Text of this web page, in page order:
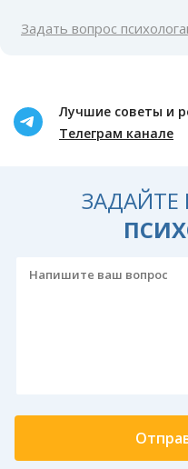
Задать вопрос
Лучшие советы и
Телеграм канале